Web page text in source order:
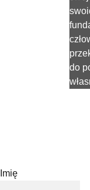
do
Imię